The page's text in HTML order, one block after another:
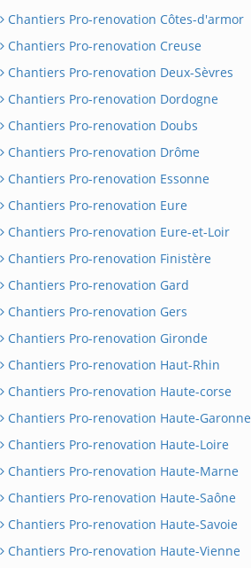
Chantiers Pro-renovation Côtes-d'armor
Chantiers Pro-renovation Creuse
Chantiers Pro-renovation Deux-Sèvres
Chantiers Pro-renovation Dordogne
Chantiers Pro-renovation Doubs
Chantiers Pro-renovation Drôme
Chantiers Pro-renovation Essonne
Chantiers Pro-renovation Eure
Chantiers Pro-renovation Eure-et-Loir
Chantiers Pro-renovation Finistère
Chantiers Pro-renovation Gard
Chantiers Pro-renovation Gers
Chantiers Pro-renovation Gironde
Chantiers Pro-renovation Haut-Rhin
Chantiers Pro-renovation Haute-corse
Chantiers Pro-renovation Haute-Garonne
Chantiers Pro-renovation Haute-Loire
Chantiers Pro-renovation Haute-Marne
Chantiers Pro-renovation Haute-Saône
Chantiers Pro-renovation Haute-Savoie
Chantiers Pro-renovation Haute-Vienne